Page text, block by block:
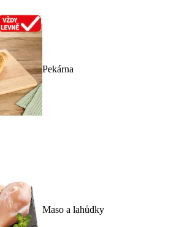
Pekárna
Maso a lahůdky